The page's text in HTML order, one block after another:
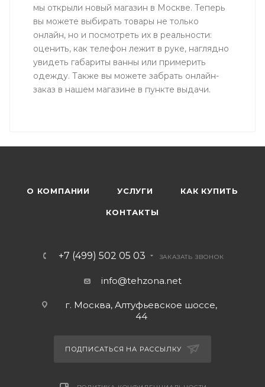
мы открыли новый магазин в Москве. Теперь
вы можете выбирать товары не только
онлайн, но и посмотреть их в реальности:
оценить, как телефон лежит в руке, наглядно
увидеть габариты ванны или примерить
одежду. Также вы можете забрать онлайн-
заказ в нашем магазине в пункте выдачи.
О КОМПАНИИ УСЛУГИ КАК КУПИТЬ
КОНТАКТЫ
+7 (499) 502 05 03 ЗАКАЗАТЬ ЗВОНОК
info@tehzona.net
г. Москва, Алтуфьевское шоссе,
44
ПОДПИСАТЬСЯ НА РАССЫЛКУ